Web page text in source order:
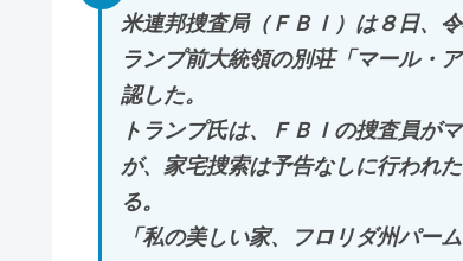
米連邦捜査局（ＦＢＩ）は８日、
ランプ前大統領の別荘「マール・
認した。
トランプ氏は、ＦＢＩの捜査員が
が、家宅捜索は予告なしに行われ
る。
「私の美しい家、フロリダ州パー